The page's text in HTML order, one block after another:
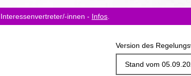
innen - Infos
Version des